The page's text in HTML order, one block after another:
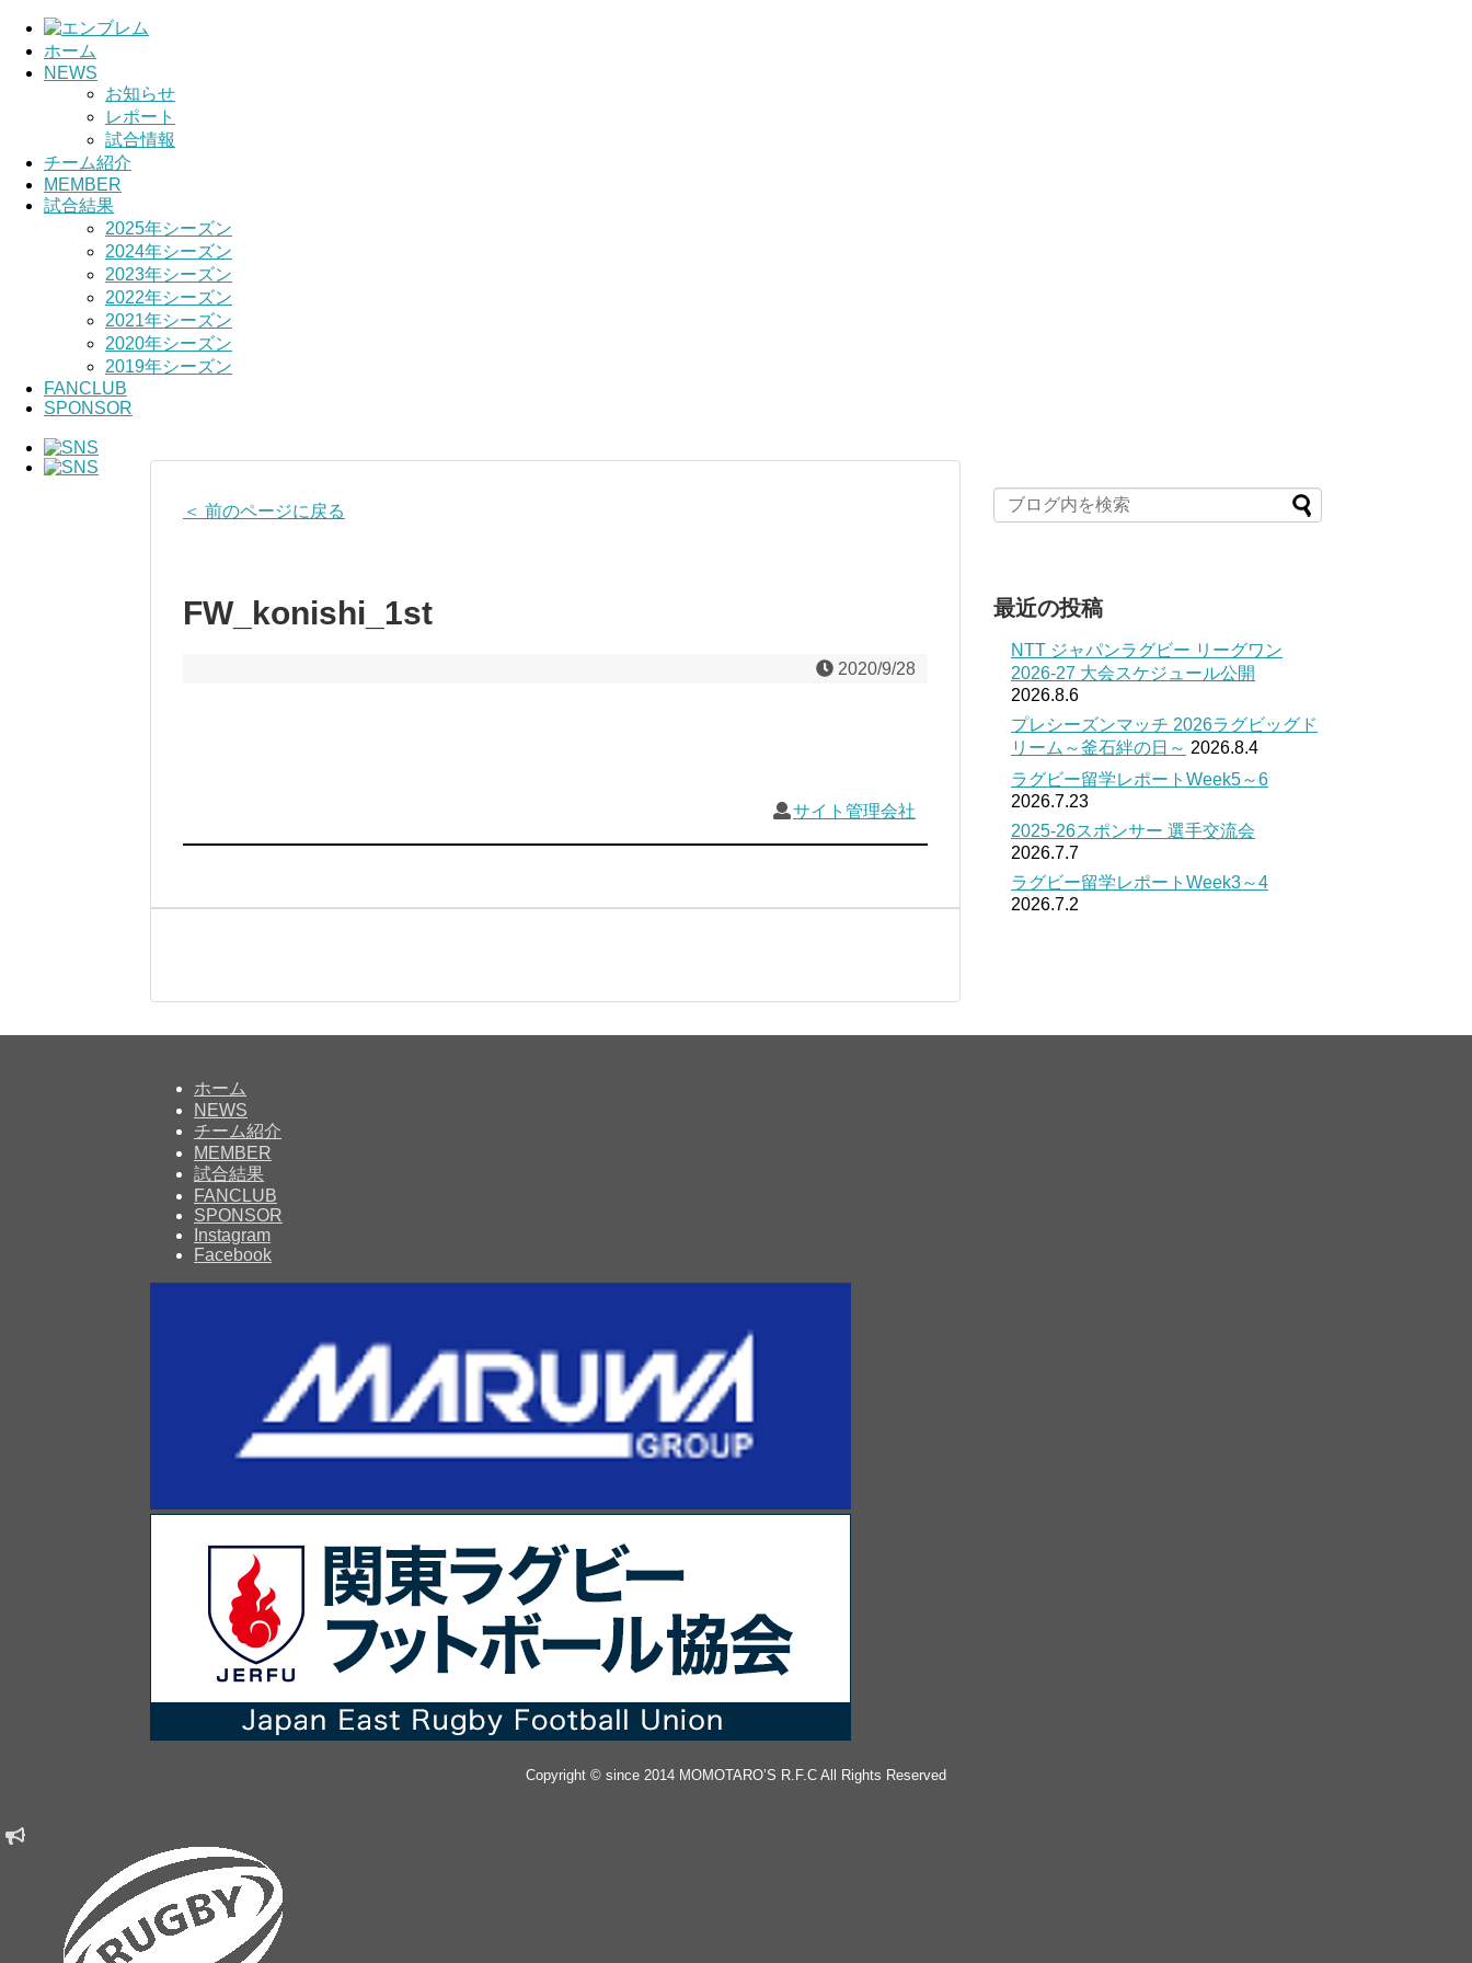
ホーム
NEWS
お知らせ
レポート
試合情報
チーム紹介
MEMBER
試合結果
2025年シーズン
2024年シーズン
2023年シーズン
2022年シーズン
2021年シーズン
2020年シーズン
2019年シーズン
FANCLUB
SPONSOR
＜ 前のページに戻る
FW_konishi_1st
2020/9/28
サイト管理会社
最近の投稿
NTT ジャパンラグビー リーグワン
2026-27 大会スケジュール公開
2026.8.6
プレシーズンマッチ 2026ラグビッグド
リーム～釜石絆の日～ 2026.8.4
ラグビー留学レポートWeek5～6
2026.7.23
2025-26スポンサー 選手交流会
2026.7.7
ラグビー留学レポートWeek3～4
2026.7.2
ホーム
NEWS
チーム紹介
MEMBER
試合結果
FANCLUB
SPONSOR
Instagram
Facebook
Copyright © since 2014 MOMOTARO’S R.F.C All Rights Reserved